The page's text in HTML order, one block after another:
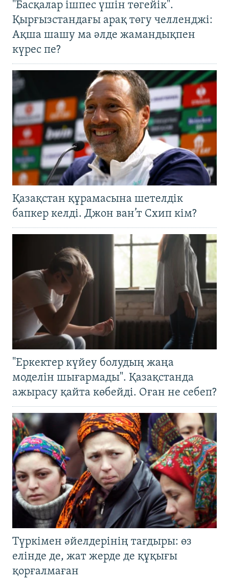
"Басқалар ішпес үшін төгейік".
Қырғызстандағы арақ төгу челленджі:
Ақша шашу ма әлде жамандықпен
күрес пе?
Қазақстан құрамасына шетелдік
бапкер келді. Джон ван’т Схип кім?
"Еркектер күйеу болудың жаңа
моделін шығармады". Қазақстанда
ажырасу қайта көбейді. Оған не себеп?
Түркімен әйелдерінің тағдыры: өз
елінде де, жат жерде де құқығы
қорғалмаған